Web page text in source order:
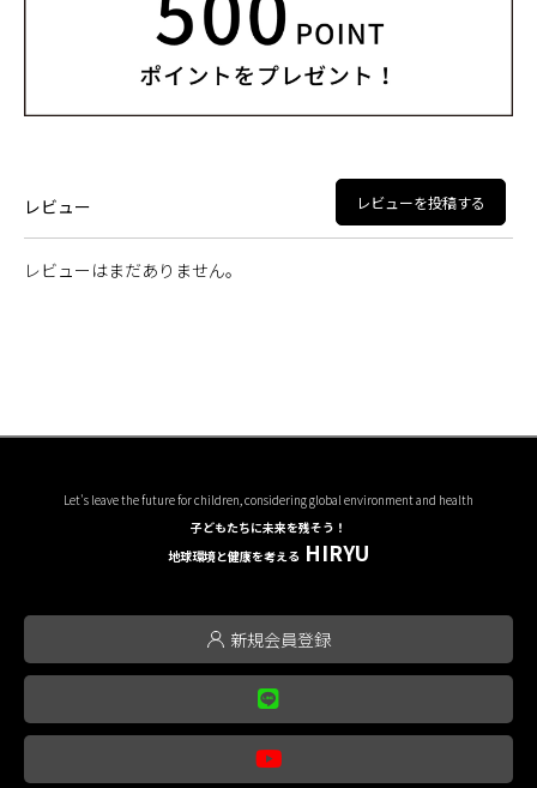
レビュー レビューを投稿する
レビューはまだありません。
Let's leave the future for children, considering global environment and health
子どもたちに未来を残そう！
地球環境と健康を考える HIRYU
新規会員登録